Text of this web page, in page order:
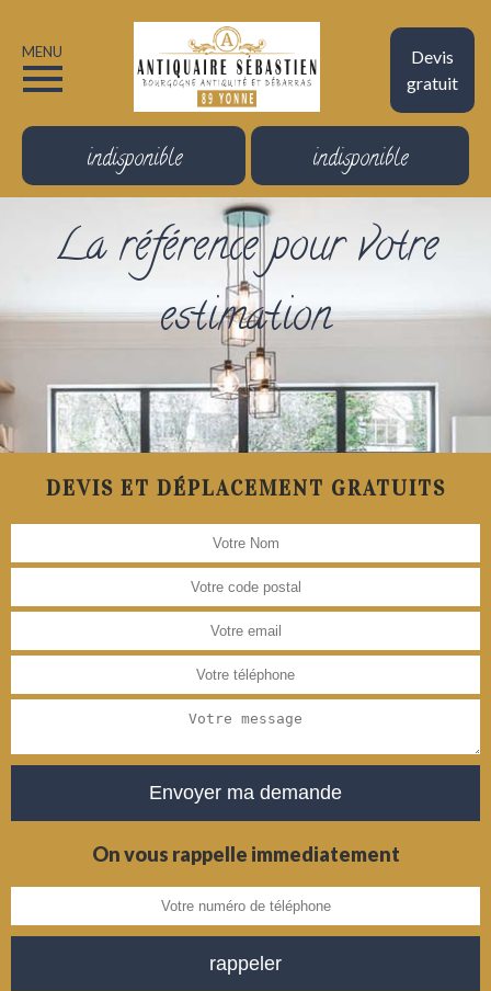
Devis
gratuit
MENU
indisponible indisponible
La référence pour votre
estimation
DEVIS ET DÉPLACEMENT GRATUITS
On vous rappelle immediatement